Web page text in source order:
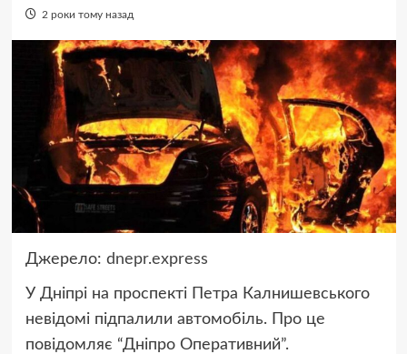
2 роки тому назад
Джерело: dnepr.express
У Дніпрі на проспекті Петра Калнишевського
невідомі підпалили автомобіль. Про це
повідомляє “Дніпро Оперативний”.